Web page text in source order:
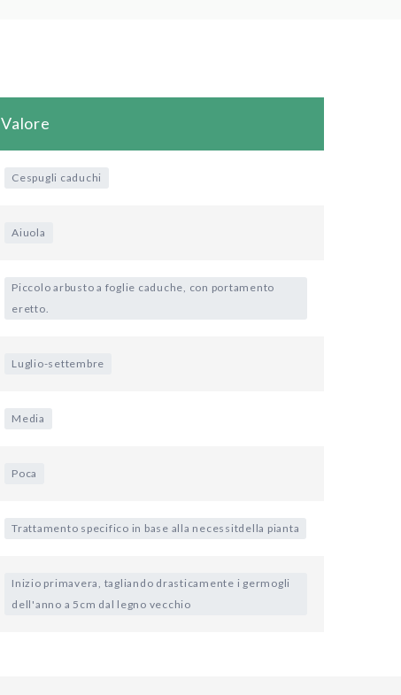
Valore
Cespugli caduchi
Aiuola
Piccolo arbusto a foglie caduche, con portamento
eretto.
Luglio-settembre
Media
Poca
Trattamento specifico in base alla necessitdella pianta
Inizio primavera, tagliando drasticamente i germogli
dell'anno a 5cm dal legno vecchio